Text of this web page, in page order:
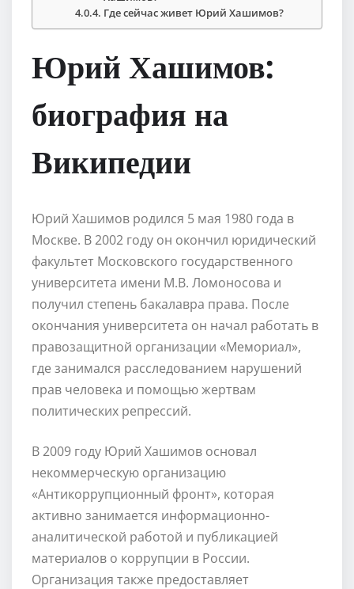
Где сейчас живет Юрий Хашимов?
Юрий Хашимов:
биография на
Википедии
Юрий Хашимов родился 5 мая 1980 года в
Москве. В 2002 году он окончил юридический
факультет Московского государственного
университета имени М.В. Ломоносова и
получил степень бакалавра права. После
окончания университета он начал работать в
правозащитной организации «Мемориал»,
где занимался расследованием нарушений
прав человека и помощью жертвам
политических репрессий.
В 2009 году Юрий Хашимов основал
некоммерческую организацию
«Антикоррупционный фронт», которая
активно занимается информационно-
аналитической работой и публикацией
материалов о коррупции в России.
Организация также предоставляет